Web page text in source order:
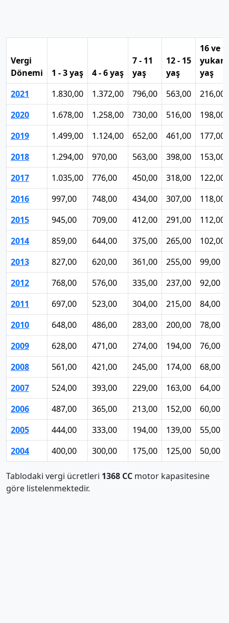
Vergi
Dönemi
1 - 3 yaş 4 - 6 yaş
7 - 11
yaş
12 - 15
yaş
16 ve
yukarı
yaş
2021
1.830,00 1.372,00 796,00 563,00
216,00
2020
1.678,00 1.258,00 730,00 516,00
198,00
2019
1.499,00 1.124,00 652,00 461,00
177,00
2018
1.294,00 970,00 563,00 398,00
153,00
2017
1.035,00 776,00 450,00 318,00
122,00
2016
997,00 748,00 434,00 307,00
118,00
2015
945,00 709,00 412,00 291,00
112,00
2014
859,00 644,00 375,00 265,00
102,00
2013
827,00 620,00 361,00 255,00
99,00
2012
768,00 576,00 335,00 237,00
92,00
2011
697,00 523,00 304,00 215,00
84,00
2010
648,00 486,00 283,00 200,00
78,00
2009
628,00 471,00 274,00 194,00
76,00
2008
561,00 421,00 245,00 174,00
68,00
2007
524,00 393,00 229,00 163,00
64,00
2006
487,00 365,00 213,00 152,00
60,00
2005
444,00 333,00 194,00 139,00
55,00
2004
400,00 300,00 175,00 125,00 50,00
Tablodaki vergi ücretleri 1368 CC motor kapasitesine
göre listelenmektedir.